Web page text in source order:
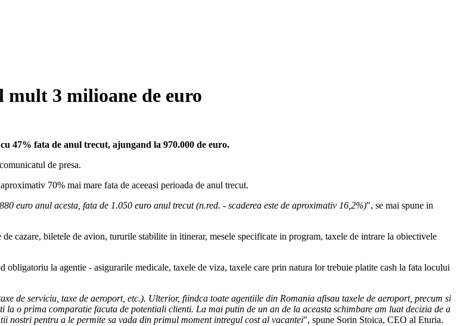
mult 3 milioane de euro
47% fata de anul trecut, ajungand la 970.000 de euro.
de presa.
70% mai mare fata de aceeasi perioada de anul trecut.
euro anul acesta, fata de 1.050 euro anul trecut (n.red. - scaderea este de aproximativ 16,2%)", se mai spune in
cazare, biletele de avion, tururile stabilite in itinerar, mesele specificate in program, taxele de intrare la obiectivele
la agentie - asigurarile medicale, taxele de viza, taxele care prin natura lor trebuie platite cash la fata locului
de serviciu, taxe de aeroport, etc.). Ulterior, fiindca toate agentiile din Romania afisau taxele de aeroport, precum si
o prima comparatie facuta de potentiali clienti. La mai putin de un an de la aceasta schimbare am luat decizia de a
nostri pentru a le permite sa vada din primul moment intregul cost al vacantei", spune Sorin Stoica, CEO al Eturia.